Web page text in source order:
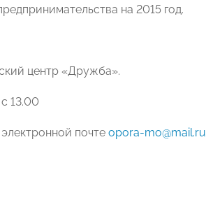
на 2015 год.
центр «Дружба».
13.00
почте opora-mo@mail.ru